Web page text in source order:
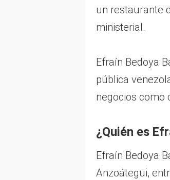
un restaurante
ministerial.
Efraín Bedoya
pública
negocios como
¿Quién es
Efraín Bedoya
Anzoátegui,